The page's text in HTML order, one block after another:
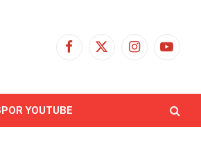
Facebook
X
Instagram
YOUTUBE